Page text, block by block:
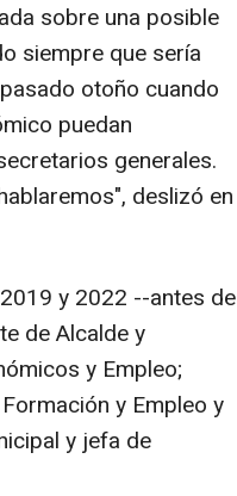
sobre una posible
siempre que sería
otoño cuando
puedan
generales.
deslizó en
y 2022 --antes de
de Alcalde y
y Empleo;
y Empleo y
y jefa de